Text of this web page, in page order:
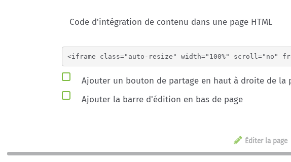
Code d'intégration de contenu dans une page HTML
Ajouter un bouton de partage en haut à droite de la
Ajouter la barre d'édition en bas de page
Éditer la page